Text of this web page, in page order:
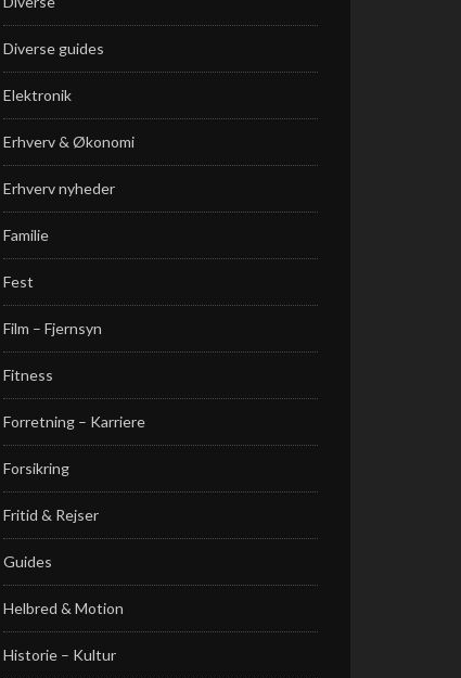
Diverse guides
Elektronik
Erhverv & Økonomi
Erhverv nyheder
Familie
Fest
Film – Fjernsyn
Fitness
Forretning – Karriere
Forsikring
Fritid & Rejser
Guides
Helbred & Motion
Historie – Kultur